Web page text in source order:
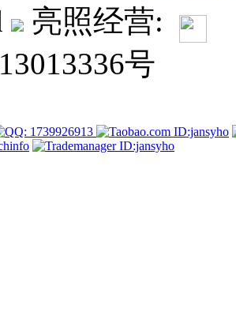
亮照经营:
号